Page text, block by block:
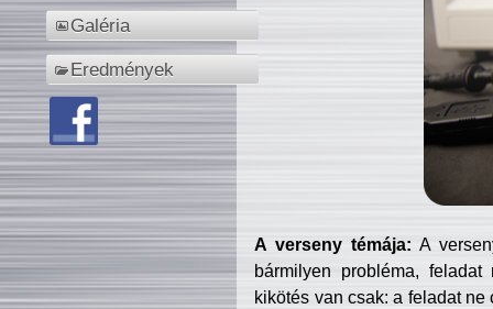
Galéria
Eredmények
A verseny témája: A
bármilyen probléma, feladat
kikötés van csak: a feladat